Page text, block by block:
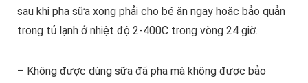
sau khi pha sữa xong phải cho bé ăn ngay hoặc bảo quản
trong tủ lạnh ở nhiệt độ 2-400C trong vòng 24 giờ.
– Không được dùng sữa đã pha mà không được bảo